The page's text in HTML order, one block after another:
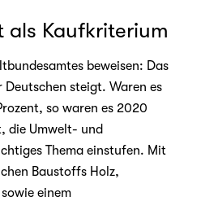
als Kaufkriterium
beweisen: Das
Deutschen steigt. Waren es
so waren es 2020
die Umwelt- und
Thema einstufen. Mit
Baustoffs Holz,
einem